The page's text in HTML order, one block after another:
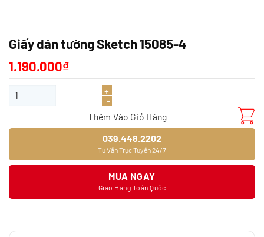
Giấy dán tường Sketch 15085-4
1.190.000₫
Giấy dán tường Sketch 15085-4 số lượng
Thêm Vào Giỏ Hàng
039.448.2202
Tư Vấn Trực Tuyến 24/7
MUA NGAY
Giao Hàng Toàn Quốc